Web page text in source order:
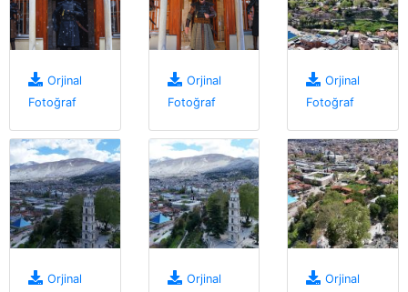
Orjinal
Fotoğraf
Orjinal
Fotoğraf
Orjinal
Fotoğraf
Orjinal
Orjinal
Orjinal